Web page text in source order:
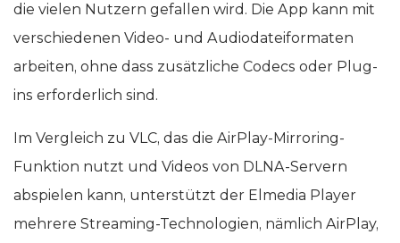
die vielen Nutzern gefallen wird. Die App kann mit
verschiedenen Video- und Audiodateiformaten
arbeiten, ohne dass zusätzliche Codecs oder Plug-
ins erforderlich sind.
Im Vergleich zu VLC, das die AirPlay-Mirroring-
Funktion nutzt und Videos von DLNA-Servern
abspielen kann, unterstützt der Elmedia Player
mehrere Streaming-Technologien, nämlich AirPlay,